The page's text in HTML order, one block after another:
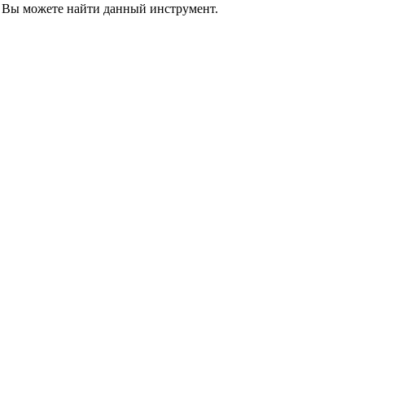
Вы можете найти данный инструмент.